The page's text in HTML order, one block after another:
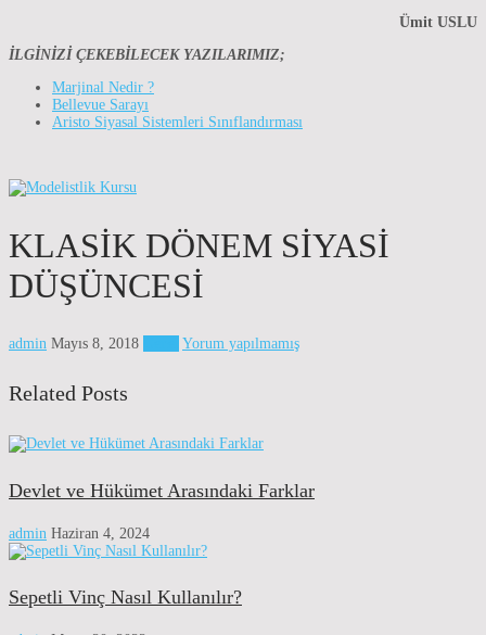
Ümit USLU
İLGİNİZİ ÇEKEBİLECEK YAZILARIMIZ;
Marjinal Nedir ?
Bellevue Sarayı
Aristo Siyasal Sistemleri Sınıflandırması
KLASIK DÖNEM SIYASI
DÜŞÜNCESI
admin Mayıs 8, 2018 Yorum yapılmamış
Related Posts
Devlet ve Hükümet Arasındaki Farklar
admin Haziran 4, 2024
Sepetli Vinç Nasıl Kullanılır?